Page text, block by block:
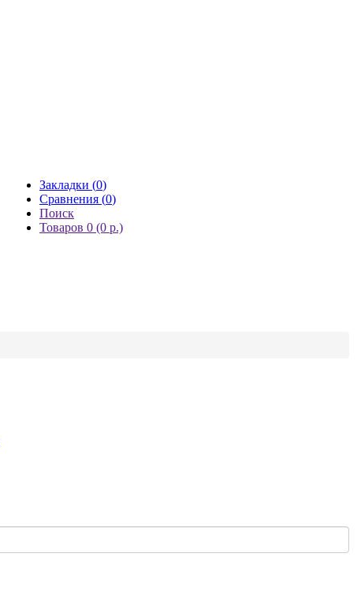
Закладки (0)
Сравнения (0)
Поиск
Товаров 0 (0 р.)